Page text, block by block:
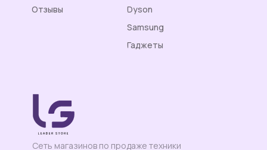
Сеть магазинов по продаже техники
Отзывы
Samsung
Гаджеты
Dyson